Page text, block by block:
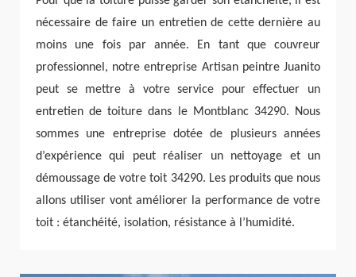
nécessaire de faire un entretien de cette dernière au
moins une fois par année. En tant que couvreur
professionnel, notre entreprise Artisan peintre Juanito
peut se mettre à votre service pour effectuer un
entretien de toiture dans le Montblanc 34290. Nous
sommes une entreprise dotée de plusieurs années
d’expérience qui peut réaliser un nettoyage et un
démoussage de votre toit 34290. Les produits que nous
allons utiliser vont améliorer la performance de votre
toit : étanchéité, isolation, résistance à l’humidité.